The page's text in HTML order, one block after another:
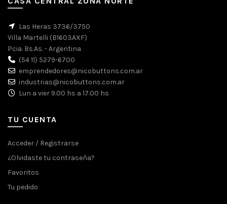
Las Heras 3736/3750
Villa Martelli (B1603AXF)
Pcia. Bs.As. - Argentina
(54 11) 5279-6700
emprendedores@nicobuttons.com.ar
industrias@nicobuttons.com.ar
Lun a vier 9.00 hs a 17.00 hs
TU CUENTA
Acceder / Registrarse
¿Olvidaste tu contraseña?
Favoritos
Tu pedido